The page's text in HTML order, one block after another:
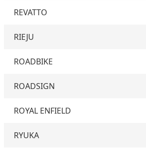
REVATTO
RIEJU
ROADBIKE
ROADSIGN
ROYAL ENFIELD
RYUKA